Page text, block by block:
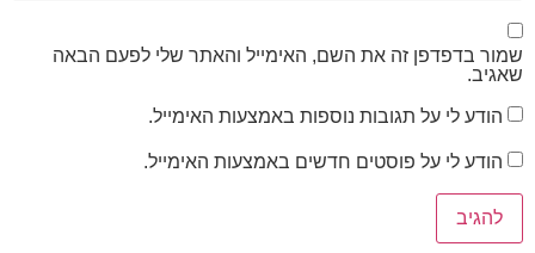
שמור בדפדפן זה את השם, האימייל והאתר שלי לפעם הבאה
שאגיב.
הודע לי על תגובות נוספות באמצעות האימייל.
הודע לי על פוסטים חדשים באמצעות האימייל.